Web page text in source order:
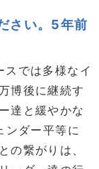
さい。5年前
では多様なイ
博後に継続す
達と緩やかな
ンダー平等に
の繋がりは、